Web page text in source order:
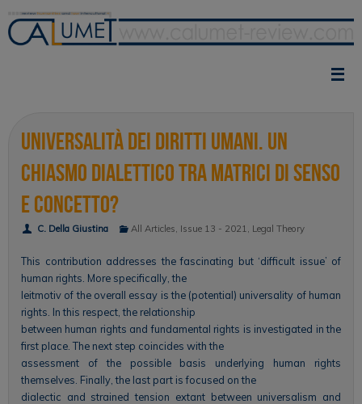
content
Universalità dei Diritti Umani. Un
chiasmo dialettico tra matrici di senso
e concetto?
C. Della Giustina All Articles Issue 13 - 2021 Legal Theory
This contribution addresses the fascinating but ‘difficult issue’ of
human rights. More specifically, the
leitmotiv of the overall essay is the (potential) universality of human
rights. In this respect, the relationship
between human rights and fundamental rights is investigated in the
first place. The next step coincides with the
assessment of the possible basis underlying human rights
themselves. Finally, the last part is focused on the
dialectic and strained tension extant between universalism and